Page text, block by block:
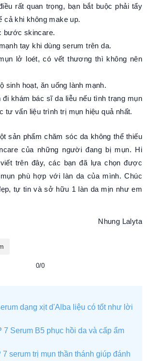
rất quan trọng, bạn bắt buộc phải tẩy
cả khi không make up.
bước skincare.
tay khi dùng serum trên da.
lở loét, có vết thương thì không nên
sinh hoạt, ăn uống lành mạnh.
đi khám bác sĩ da liễu nếu tình trạng mụn
tư vấn liệu trình trị mụn hiệu quả nhất.
sản phẩm chăm sóc da không thể thiếu
của những người đang bị mụn. Hi
trên đây, các bạn đã lựa chọn được
phù hợp với làn da của mình. Chúc
tự tin và sở hữu 1 làn da mịn như em
Nhung Lalyta
0/0
dạng xịt d'Alba liệu có tốt như lời
7 Serum B5 phục hồi da và cấp ẩm
7 serum trị mụn thần thánh giúp đánh